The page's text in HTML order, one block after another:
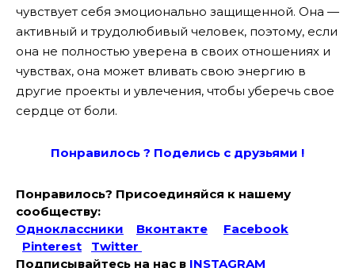
чувствует себя эмоционально защищенной. Она —
активный и трудолюбивый человек, поэтому, если
она не полностью уверена в своих отношениях и
чувствах, она может вливать свою энергию в
другие проекты и увлечения, чтобы уберечь свое
сердце от боли.
Понравилось ? Поделись с друзьями !
Понравилось? Присоединяйся к нашему
сообществу:
Одноклассники
Вконтакте
Facebook
Pinterest
Twitter
Подписывайтесь на наc в INSTAGRAM